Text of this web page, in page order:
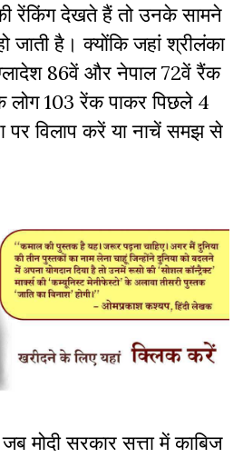
रेंकिंग देखते हैं तो उनके सामने
जाती है। क्योंकि जहां श्रीलंका
86वें और नेपाल 72वें रैंक
लोग 103 रेंक पाकर पिछले 4
पर विलाप करें या नाचें समझ से
मोदी सरकार सत्ता में काबिज